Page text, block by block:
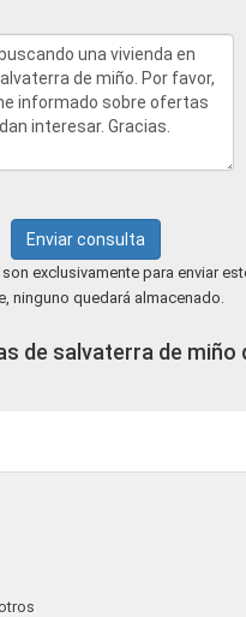
Enviar consulta
exclusivamente para enviar
ninguno quedará almacenado.
de salvaterra de miño